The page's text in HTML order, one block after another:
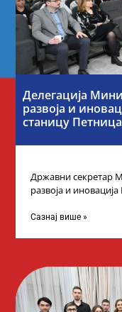
Делегација
развоја и
станицу Петница
Државни секретар
развоја и
промоцију
Сазнај више »